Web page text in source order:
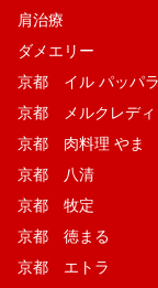
肩治療
ダメエリー
京都 イル パッパ
京都 メルクレディ
京都 肉料理 やま
京都 八清
京都 牧定
京都 徳まる
京都 エトラ